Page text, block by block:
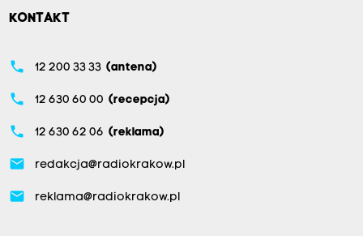
KONTAKT
phone 12 200 33 33 (antena)
phone 12 630 60 00 (recepcja)
phone 12 630 62 06 (reklama)
email redakcja@radiokrakow.pl
email reklama@radiokrakow.pl